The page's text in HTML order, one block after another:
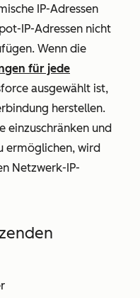
IP-Adressen
IP-Adressen nicht
Wenn die
für jede
ausgewählt ist,
herstellen.
einzuschränken und
ermöglichen, wird
Netzwerk-IP-